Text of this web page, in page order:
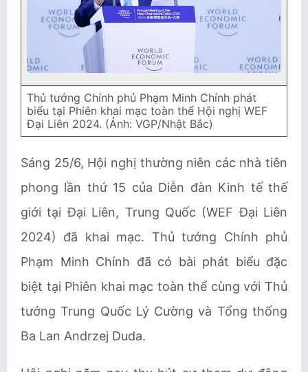
Thủ tướng Chính phủ Phạm Minh Chính phát
biểu tại Phiên khai mạc toàn thể Hội nghị WEF
Đại Liên 2024. (Ảnh: VGP/Nhật Bắc)
Sáng 25/6, Hội nghị thường niên các nhà tiên
phong lần thứ 15 của Diễn đàn Kinh tế thế
giới tại Đại Liên, Trung Quốc (WEF Đại Liên
2024) đã khai mạc. Thủ tướng Chính phủ
Phạm Minh Chính đã có bài phát biểu đặc
biệt tại Phiên khai mạc toàn thể cùng với Thủ
tướng Trung Quốc Lý Cường và Tổng thống
Ba Lan Andrzej Duda.